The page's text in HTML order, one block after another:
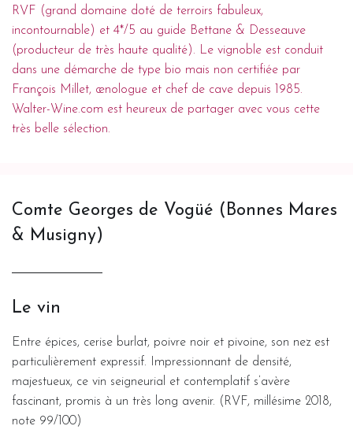
RVF (grand domaine doté de terroirs fabuleux,
incontournable) et 4*/5 au guide Bettane & Desseauve
(producteur de très haute qualité). Le vignoble est conduit
dans une démarche de type bio mais non certifiée par
François Millet, œnologue et chef de cave depuis 1985.
Walter-Wine.com est heureux de partager avec vous cette
très belle sélection.
Comte Georges de Vogüé (Bonnes Mares
& Musigny)
Le vin
Entre épices, cerise burlat, poivre noir et pivoine, son nez est
particulièrement expressif. Impressionnant de densité,
majestueux, ce vin seigneurial et contemplatif s’avère
fascinant, promis à un très long avenir. (RVF, millésime 2018,
note 99/100)